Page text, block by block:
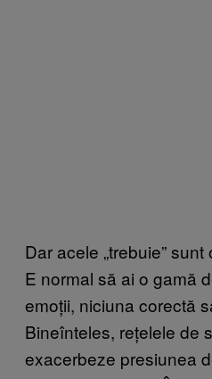
Dar acele „trebuie”
E normal să ai o gamă
emoții, niciuna corectă
Bineînteles, rețelele de
exacerbeze presiunea